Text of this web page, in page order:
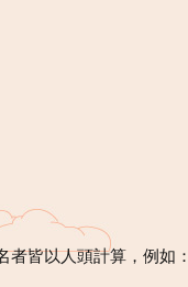
者皆以人頭計算，例如